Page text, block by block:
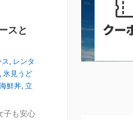
スと
ス, レンタ
, 氷見うど
海鮮丼, 立
子も安心